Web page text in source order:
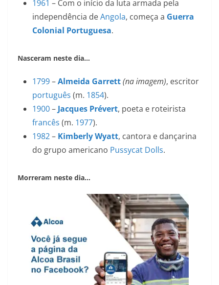
1961 – Com o início da luta armada pela
independência deAngola, começa a Guerra
Colonial Portuguesa.
Nasceram neste dia…
1799–Almeida Garrett(na imagem), escritor
português (m. 1854).
1900– Jacques Prévert, poeta e roteirista
francês (m. 1977).
1982– Kimberly Wyatt, cantora e dançarina
do grupo americano Pussycat Dolls.
Morreram neste dia…